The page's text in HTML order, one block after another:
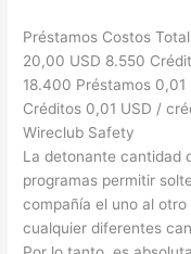
Préstamos Costos
20,00 USD 8.550
18.400 Préstamos
Créditos 0,01 USD /
Wireclub Safety
La detonante cantidad
programas permitir
compañía el uno al
cualquier diferentes